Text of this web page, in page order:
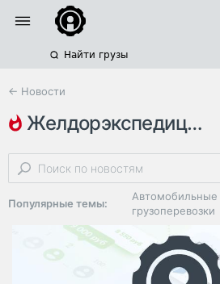
Найти грузы
← Новости
желдорэкспедиция
российская логистика деловые линии
Популярные темы:
Автомобильные
грузоперевозки
Региональная
логистика
ЭДО, ИТ в